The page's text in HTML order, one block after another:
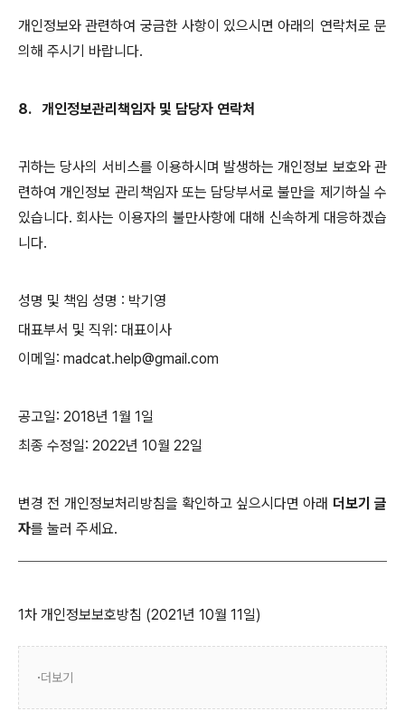
개인정보와 관련하여 궁금한 사항이 있으시면 아래의 연락처로 문
의해 주시기 바랍니다.
8. 개인정보관리책임자 및 담당자 연락처
귀하는 당사의 서비스를 이용하시며 발생하는 개인정보 보호와 관
련하여 개인정보 관리책임자 또는 담당부서로 불만을 제기하실 수
있습니다. 회사는 이용자의 불만사항에 대해 신속하게 대응하겠습
니다.
성명 및 책임 성명 : 박기영
대표부서 및 직위 : 대표이사
이메일: madcat.help@gmail.com
공고일: 2018년 1월 1일
최종 수정일: 2022년 10월 22일
변경 전 개인정보처리방침을 확인하고 싶으시다면 아래 더보기 글
자를 눌러 주세요.
1차 개인정보보호방침 (2021년 10월 11일)
더보기